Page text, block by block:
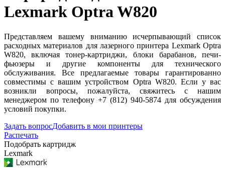
Lexmark Optra W820
Представляем вашему вниманию исчерпывающий список
расходных материалов для лазерного принтера Lexmark Optra
W820, включая тонер-картриджи, блоки барабанов, печи-
фьюзеры и другие компоненты для технического
обслуживания. Все предлагаемые товары гарантированно
совместимы с вашим устройством Optra W820. Если у вас
возникли вопросы, пожалуйста, свяжитесь с нашим
менеджером по телефону +7 (812) 940-5874 для обсуждения
условий покупки.
Задать вопросДобавить в мои принтеры
Распечать
Подобрать картридж
Lexmark